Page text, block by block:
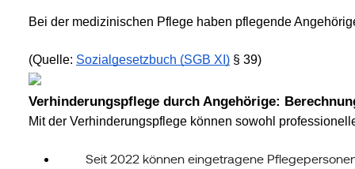
Bei der medizinischen Pflege haben pflegende
(Quelle: Sozialgesetzbuch (SGB XI) § 39)
Verhinderungspflege durch Angehörige:
Mit der Verhinderungspflege können sowohl
Seit 2022 können eingetragene